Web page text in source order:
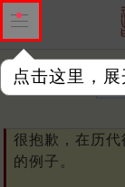
点击这里，
单字或词汇：
很抱歉，在历
的例子。